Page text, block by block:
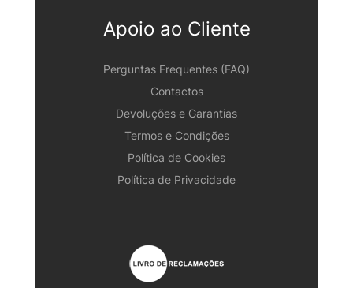
Apoio ao Cliente
Perguntas Frequentes (FAQ)
Contactos
Devoluções e Garantias
Termos e Condições
Política de Cookies
Política de Privacidade